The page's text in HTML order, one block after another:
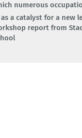
numerous
as a catalyst for a new
report from